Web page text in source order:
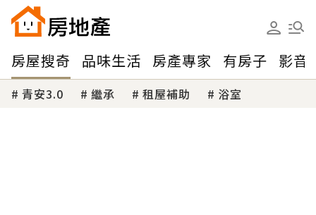
房屋搜奇 品味生活 房產專家 有房子 影音
青安3.0 繼承 租屋補助 浴室